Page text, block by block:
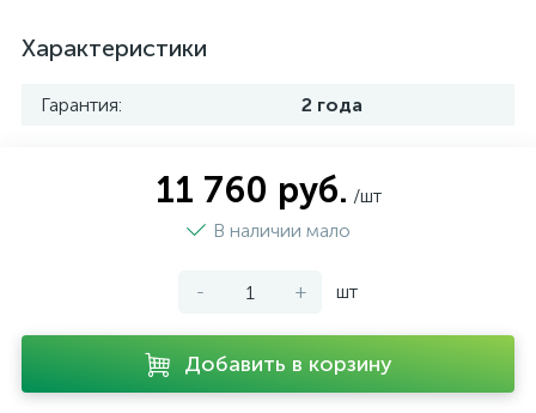
Характеристики
Гарантия: 2 года
11 760 руб. /шт
В наличии мало
- + шт
Добавить в корзину